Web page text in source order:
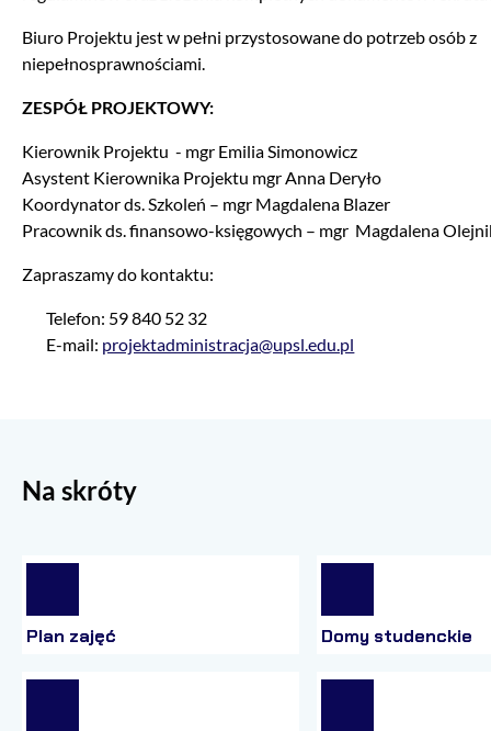
Biuro Projektu jest w pełni przystosowane do potrzeb osób z
niepełnosprawnościami.
ZESPÓŁ PROJEKTOWY:
Kierownik Projektu - mgr Emilia Simonowicz
Asystent Kierownika Projektu mgr Anna Deryło
Koordynator ds. Szkoleń – mgr Magdalena Blazer
Pracownik ds. finansowo-księgowych – mgr Magdalena
Zapraszamy do kontaktu:
Telefon: 59 840 52 32
E-mail: projektadministracja@upsl.edu.pl
Na skróty
Plan zajęć Domy studenckie